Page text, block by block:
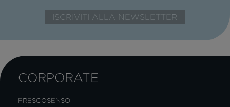
CORPORATE
FRESCOSENSO